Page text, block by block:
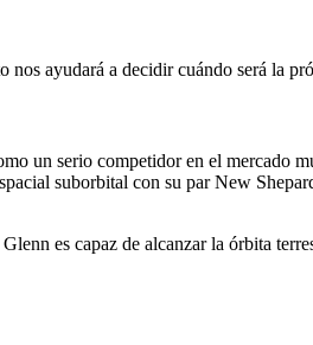
nos ayudará a decidir cuándo será la
un serio competidor en el mercado
suborbital con su par New
es capaz de alcanzar la órbita